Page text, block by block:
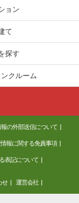
ョン
て
探す
クルーム
の外部送信について
報に関する免責事項
表記について
せ 運営会社